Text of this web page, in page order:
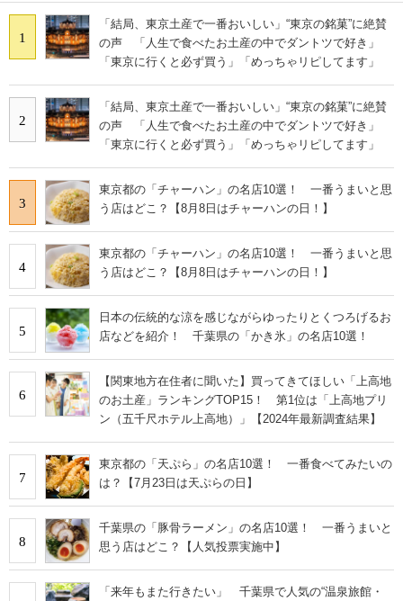
1
「結局、東京土産で一番おいしい」“東京の銘菓”に絶賛
の声 「人生で食べたお土産の中でダントツで好き」
「東京に行くと必ず買う」「めっちゃリピしてます」
2
「結局、東京土産で一番おいしい」“東京の銘菓”に絶賛
の声 「人生で食べたお土産の中でダントツで好き」
「東京に行くと必ず買う」「めっちゃリピしてます」
3
東京都の「チャーハン」の名店10選！ 一番うまいと思
う店はどこ？【8月8日はチャーハンの日！】
4
東京都の「チャーハン」の名店10選！ 一番うまいと思
う店はどこ？【8月8日はチャーハンの日！】
5
日本の伝統的な涼を感じながらゆったりとくつろげるお
店などを紹介！ 千葉県の「かき氷」の名店10選！
6
【関東地方在住者に聞いた】買ってきてほしい「上高地
のお土産」ランキングTOP15！ 第1位は「上高地プリ
ン（五千尺ホテル上高地）」【2024年最新調査結果】
7
東京都の「天ぷら」の名店10選！ 一番食べてみたいの
は？【7月23日は天ぷらの日】
8
千葉県の「豚骨ラーメン」の名店10選！ 一番うまいと
思う店はどこ？【人気投票実施中】
「来年もまた行きたい」 千葉県で人気の“温泉旅館・